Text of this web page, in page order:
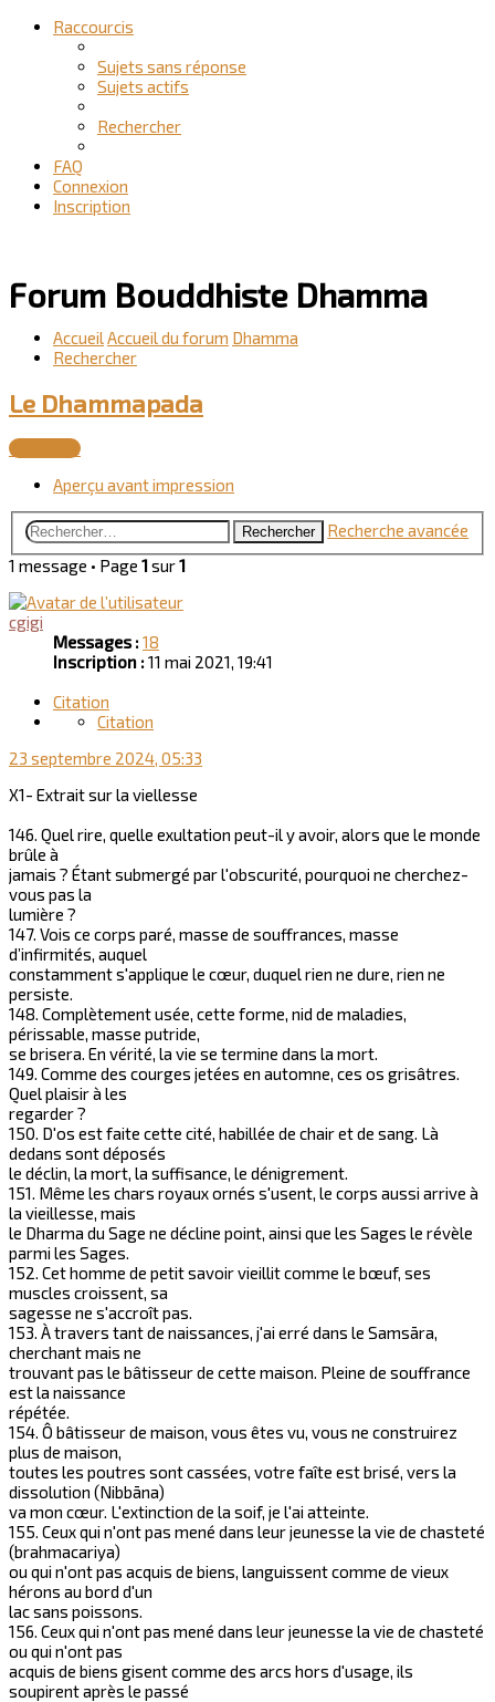
Raccourcis
Sujets sans réponse
Sujets actifs
Rechercher
FAQ
Connexion
Inscription
Forum Bouddhiste Dhamma
AccueilAccueil du forum Dhamma
Rechercher
Le Dhammapada
Répondre
Aperçu avant impression
Rechercher
Recherche avancée
1 message • Page 1sur1
cgigi
Messages :18
Inscription :11 mai 2021, 19:41
Citation
Citation
23 septembre 2024, 05:33
X1- Extrait sur la viellesse
146. Quel rire, quelle exultation peut-il y avoir, alors que le monde
brûle à
jamais ? Étant submergé par l'obscurité, pourquoi ne cherchez-
vous pas la
lumière ?
147. Vois ce corps paré, masse de souffrances, masse
d’infirmités, auquel
constamment s'applique le cœur, duquel rien ne dure, rien ne
persiste.
148. Complètement usée, cette forme, nid de maladies,
périssable, masse putride,
se brisera. En vérité, la vie se termine dans la mort.
149. Comme des courges jetées en automne, ces os grisâtres.
Quel plaisir à les
regarder ?
150. D'os est faite cette cité, habillée de chair et de sang. Là
dedans sont déposés
le déclin, la mort, la suffisance, le dénigrement.
151. Même les chars royaux ornés s'usent, le corps aussi arrive à
la vieillesse, mais
le Dharma du Sage ne décline point, ainsi que les Sages le révèle
parmi les Sages.
152. Cet homme de petit savoir vieillit comme le bœuf, ses
muscles croissent, sa
sagesse ne s'accroît pas.
153. À travers tant de naissances, j'ai erré dans le Samsāra,
cherchant mais ne
trouvant pas le bâtisseur de cette maison. Pleine de souffrance
est la naissance
répétée.
154. Ô bâtisseur de maison, vous êtes vu, vous ne construirez
plus de maison,
toutes les poutres sont cassées, votre faîte est brisé, vers la
dissolution (Nibbāna)
va mon cœur. L'extinction de la soif, je l'ai atteinte.
155. Ceux qui n'ont pas mené dans leur jeunesse la vie de chasteté
(brahmacariya)
ou qui n'ont pas acquis de biens, languissent comme de vieux
hérons au bord d'un
lac sans poissons.
156. Ceux qui n'ont pas mené dans leur jeunesse la vie de chasteté
ou qui n'ont pas
acquis de biens gisent comme des arcs hors d'usage, ils
soupirent après le passé